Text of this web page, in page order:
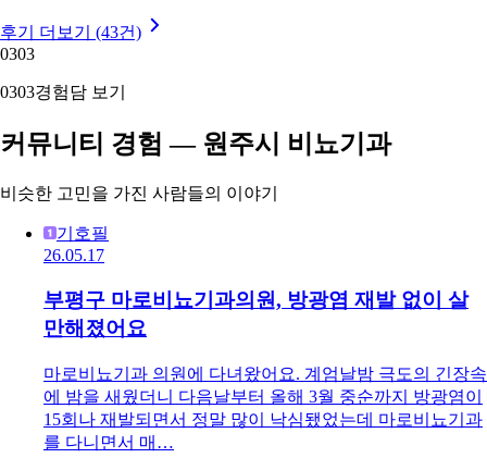
후기 더보기 (43건)
0303
0303경험담 보기
커뮤니티 경험 — 원주시 비뇨기과
비슷한 고민을 가진 사람들의 이야기
기호필
26.05.17
부평구 마로비뇨기과의원, 방광염 재발 없이 살
만해졌어요
마로비뇨기과 의원에 다녀왔어요. 계엄날밤 극도의 긴장속
에 밤을 새웠더니 다음날부터 올해 3월 중순까지 방광염이
15회나 재발되면서 정말 많이 낙심됐었는데 마로비뇨기과
를 다니면서 매…